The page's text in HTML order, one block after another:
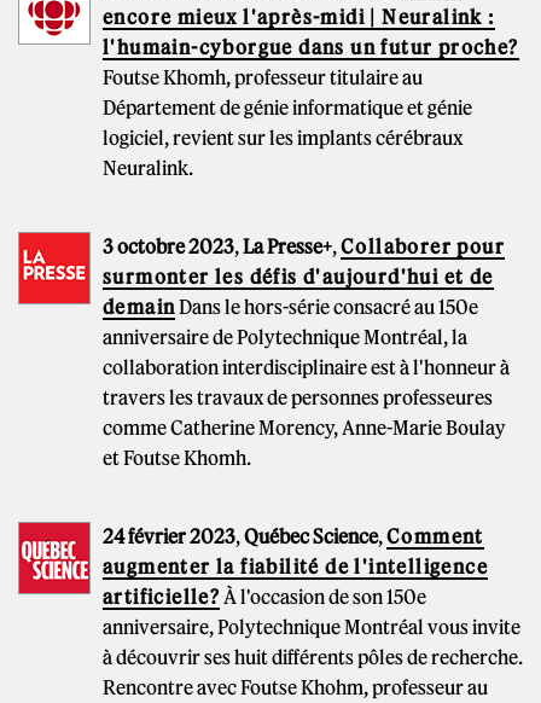
encore mieux l'après-midi | Neuralink :
l'humain-cyborgue dans un futur proche?
Foutse Khomh, professeur titulaire au
Département de génie informatique et génie
logiciel, revient sur les implants cérébraux
Neuralink.
3 octobre 2023,La Presse+,Collaborer pour
surmonter les défis d'aujourd'hui et de
demainDans le hors-série consacré au 150e
anniversaire de Polytechnique Montréal, la
collaboration interdisciplinaire est à l'honneur à
travers les travaux de personnes professeures
comme Catherine Morency, Anne-Marie Boulay
et Foutse Khomh.
24 février 2023,Québec Science,Comment
augmenter la fiabilité de l'intelligence
artificielle? À l'occasion de son 150e
anniversaire, Polytechnique Montréal vous invite
à découvrir ses huit différents pôles de recherche.
Rencontre avec Foutse Khohm, professeur au